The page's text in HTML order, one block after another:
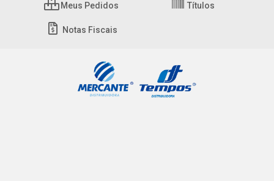
Meus Pedidos Títulos
Notas Fiscais